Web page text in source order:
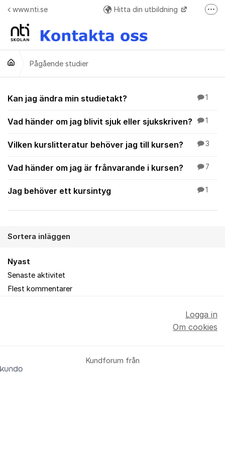
Hoppa till innehåll
www.nti.se Hitta din utbildning
Frågor o svar + Meddelande formulär när ej elev
Pågående studier
Pågående studier
Kan jag ändra min studietakt? 1
Vad händer om jag blivit sjuk eller sjukskriven? 1
Vilken kurslitteratur behöver jag till kursen? 3
Vad händer om jag är frånvarande i kursen? 7
Jag behöver ett kursintyg 1
Sortera inläggen
Nyast
Senaste aktivitet
Flest kommentarer
Kundforum från
Logga in
Om cookies